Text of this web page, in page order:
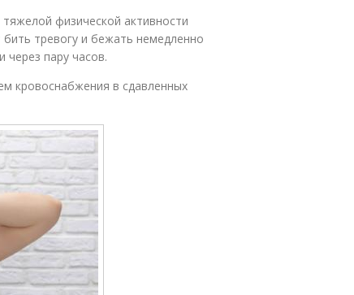
физической активности
тревогу и бежать немедленно
пару часов.
кровоснабжения в сдавленных